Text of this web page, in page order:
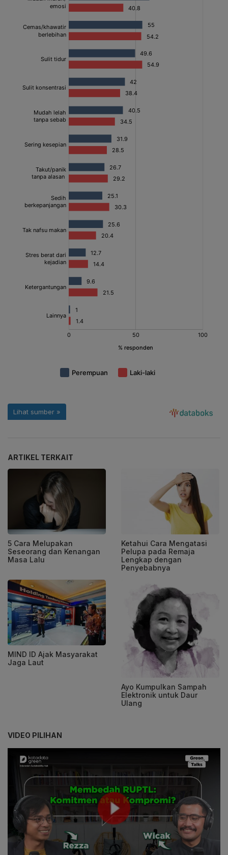
ARTIKEL TERKAIT
5 Cara Melupakan
Seseorang dan Kenangan
Masa Lalu
Ketahui Cara Mengatasi
Pelupa pada Remaja
Lengkap dengan
Penyebabnya
MIND ID Ajak Masyarakat
Jaga Laut
Ayo Kumpulkan Sampah
Elektronik untuk Daur
Ulang
VIDEO PILIHAN